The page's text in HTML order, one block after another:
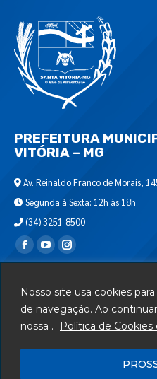
Nosso site usa cookies
de navegação. Ao
nossa .
Política de Cookies
PREFEITURA
VITÓRIA – MG
Av. Reinaldo Franco de Morais,
Segunda à Sexta: 12h às 18h
(34) 3251-8500
Encontre-nos em:
Departamento de T.I.
Serviços